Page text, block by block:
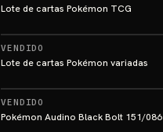
Lote de cartas Pokémon TCG
VENDIDO
Lote de cartas Pokémon variadas
VENDIDO
Pokémon Audino Black Bolt 151/086